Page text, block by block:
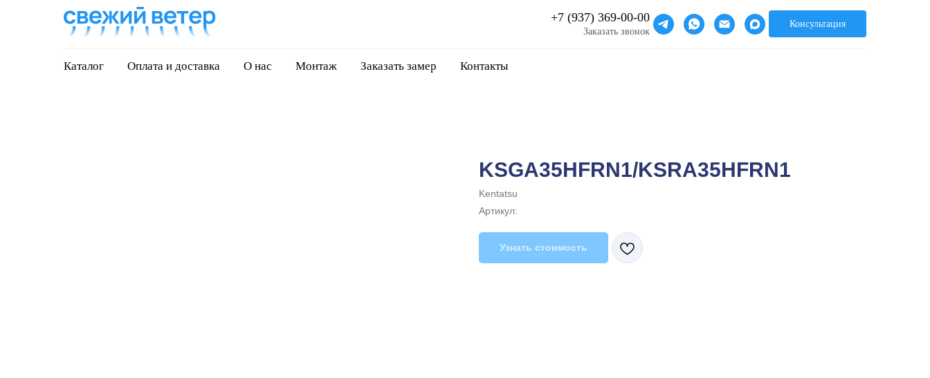
+7 (937) 369-00-00
Заказать звонок
Консультация
Каталог Оплата и доставка О нас Монтаж Заказать замер Контакты
KSGA35HFRN1/KSRA35HFRN1
Kentatsu
Артикул:
Узнать стоимость